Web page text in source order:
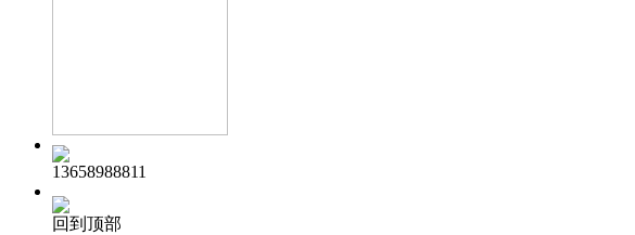
13658988811
回到顶部